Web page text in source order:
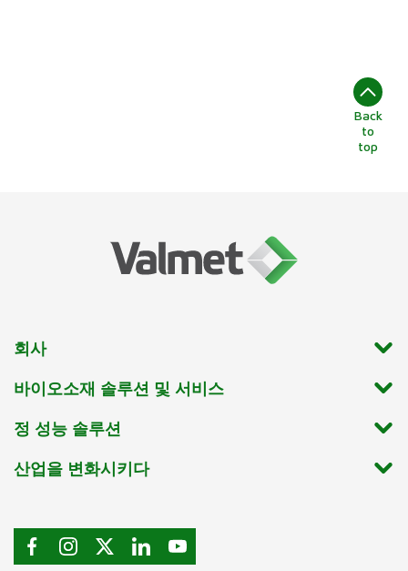
Back
to
top
회사
바이오소재 솔루션 및 서비스
정 성능 솔루션
산업을 변화시키다